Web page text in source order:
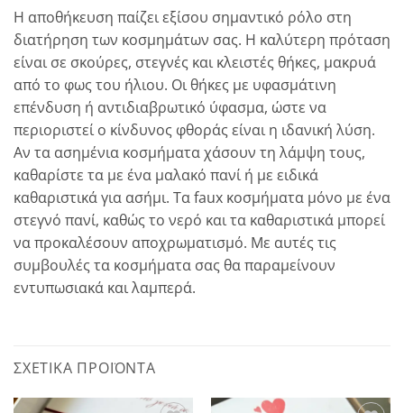
Η αποθήκευση παίζει εξίσου σημαντικό ρόλο στη
διατήρηση των κοσμημάτων σας. Η καλύτερη πρόταση
είναι σε σκούρες, στεγνές και κλειστές θήκες, μακρυά
από το φως του ήλιου. Οι θήκες με υφασμάτινη
επένδυση ή αντιδιαβρωτικό ύφασμα, ώστε να
περιοριστεί ο κίνδυνος φθοράς είναι η ιδανική λύση.
Αν τα ασημένια κοσμήματα χάσουν τη λάμψη τους,
καθαρίστε τα με ένα μαλακό πανί ή με ειδικά
καθαριστικά για ασήμι. Τα faux κοσμήματα μόνο με ένα
στεγνό πανί, καθώς το νερό και τα καθαριστικά μπορεί
να προκαλέσουν αποχρωματισμό. Με αυτές τις
συμβουλές τα κοσμήματα σας θα παραμείνουν
εντυπωσιακά και λαμπερά.
ΣΧΕΤΙΚΆ ΠΡΟΪΌΝΤΑ